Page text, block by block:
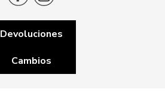
Devoluciones
Cambios